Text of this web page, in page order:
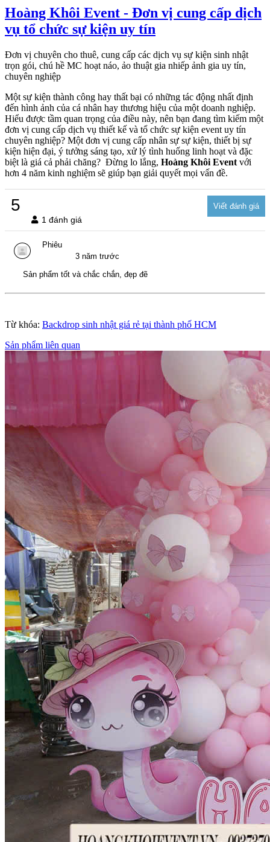
Hoàng Khôi Event - Đơn vị cung cấp dịch
vụ tổ chức sự kiện uy tín
Đơn vị chuyên cho thuê, cung cấp các dịch vụ sự kiện sinh nhật
trọn gói, chú hề MC hoạt náo, ảo thuật gia nhiếp ảnh gia uy tín,
chuyên nghiệp
Một sự kiện thành công hay thất bại có những tác động nhất định
đến hình ảnh của cá nhân hay thương hiệu của một doanh nghiệp.
Hiểu được tầm quan trọng của điều này, nên bạn đang tìm kiếm một
đơn vị cung cấp dịch vụ thiết kế và tổ chức sự kiện event uy tín
chuyên nghiệp? Một đơn vị cung cấp nhân sự sự kiện, thiết bị sự
kiện hiện đại, ý tưởng sáng tạo, xử lý tình huống linh hoạt và đặc
biệt là giá cả phải chăng? Đừng lo lắng, Hoàng Khôi Event với
hơn 4 năm kinh nghiệm sẽ giúp bạn giải quyết mọi vấn đề.
5
1 đánh giá
Phiêu
3 năm trước
Sản phẩm tốt và chắc chắn, đẹp đẽ
Từ khóa: Backdrop sinh nhật giá rẻ tại thành phố HCM
Sản phẩm liên quan